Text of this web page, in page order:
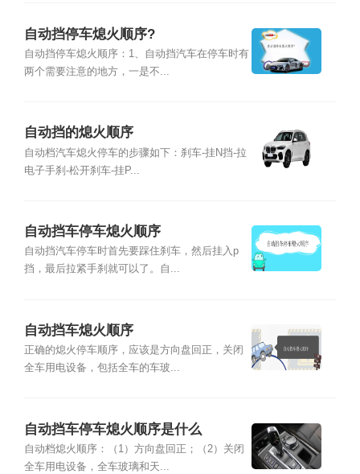
自动挡停车熄火顺序?
自动挡停车熄火顺序：1、自动挡汽车在停车时有
两个需要注意的地方，一是不...
自动挡的熄火顺序
自动档汽车熄火停车的步骤如下：刹车-挂N挡-拉
电子手刹-松开刹车-挂P...
自动挡车停车熄火顺序
自动挡汽车停车时首先要踩住刹车，然后挂入p
挡，最后拉紧手刹就可以了。自...
自动挡车熄火顺序
正确的熄火停车顺序，应该是方向盘回正，关闭
全车用电设备，包括全车的车玻...
自动挡车停车熄火顺序是什么
自动档熄火顺序：（1）方向盘回正；（2）关闭
全车用电设备，全车玻璃和天...